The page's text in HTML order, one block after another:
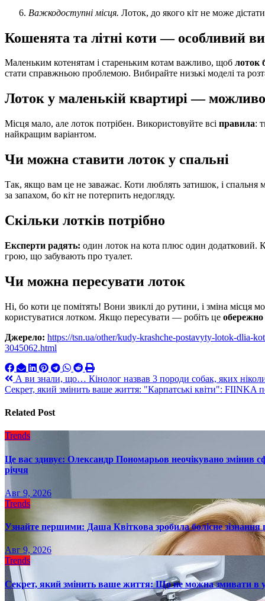
Важкодоступні місця. Лоток, до якого кіт не може
Кошенята та літні коти — особливий
Маленьким котенятам і стареньким котам важливо, щоб лоток
стати справжньою проблемою. Вибирайте низькі моделі та
Лоток у маленькій квартирі — можливо
Місця мало, але лоток потрібен. Використовуйте всі правила:
найкращим варіантом.
Чи можна ставити лоток у спальні
Так, якщо вам це не заважає. Коти люблять затишок, і
за запахом, бо кіт не потерпить недогляду.
Скільки лотків потрібно
Експерти радять: один лоток на кота плюс один додатковий.
грою, що забувають про туалет.
Чи можна пересувати лоток
Ні, бо коти це помітять! Вони звиклі до рутини, і зміна місця
користуватися лотком. Якщо пересувати — робіть це обережно
Джерело: https://tsn.ua/other/kudy-krashche-postavyty-lotok-dlia-
3045062.html
Навигация
по
записям
А ви знали, що… Кінолог назвав 3 породи собак, яких
Секрет, який змінить ваше життя: "Карпатські квіти":
Related Post
Trends
Це вас здивує: Олександр Пономарьов неочікувано змінив
річчя
Авг 9, 2026
Trends
Узнайте першими: Даша Квіткова зробила болісне
Авг 9, 2026
Trends
Секрет, який змінить ваше життя: Що не можна змивати в